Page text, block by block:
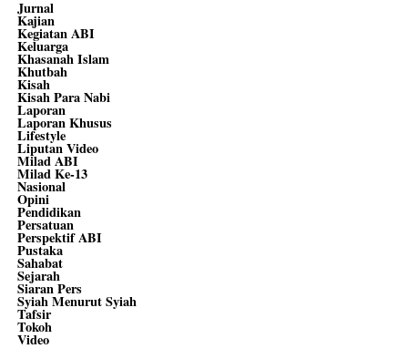
Jurnal
Kajian
Kegiatan ABI
Keluarga
Khasanah Islam
Khutbah
Kisah
Kisah Para Nabi
Laporan
Laporan Khusus
Lifestyle
Liputan Video
Milad ABI
Milad Ke-13
Nasional
Opini
Pendidikan
Persatuan
Perspektif ABI
Pustaka
Sahabat
Sejarah
Siaran Pers
Syiah Menurut Syiah
Tafsir
Tokoh
Video